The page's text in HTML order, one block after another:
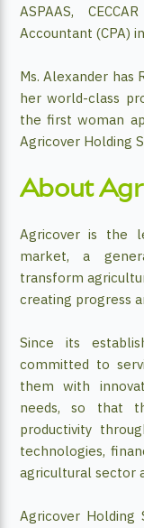
ASPAAS,
Accountant (CPA)
Ms. Alexander has
her world-class
the first woman
Agricover Holding
About
Agricover is the
market, a
transform
creating progress
Since its
committed to
them with
needs, so that
productivity
technologies,
agricultural sector
Agricover